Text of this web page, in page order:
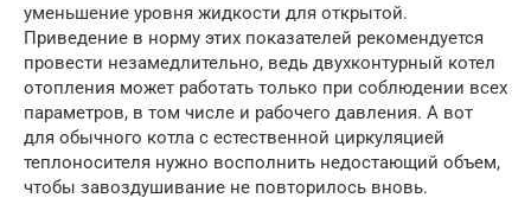
уменьшение уровня жидкости для открытой.
Приведение в норму этих показателей рекомендуется
провести незамедлительно, ведь двухконтурный котел
отопления может работать только при соблюдении всех
параметров, в том числе и рабочего давления. А вот
для обычного котла с естественной циркуляцией
теплоносителя нужно восполнить недостающий объем,
чтобы завоздушивание не повторилось вновь.